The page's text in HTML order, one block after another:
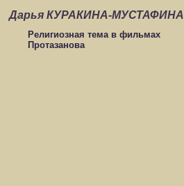
Дарья КУРАКИНА-МУСТАФИНА
Религиозная тема в фильмах
Протазанова